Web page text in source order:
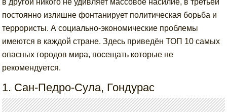
в другой никого не удивляет массовое насилие, в третьей
постоянно излишне фонтанирует политическая борьба и
террористы. А социально-экономические проблемы
имеются в каждой стране. Здесь приведён ТОП 10 самых
опасных городов мира, посещать которые не
рекомендуется.
1. Сан-Педро-Сула, Гондурас